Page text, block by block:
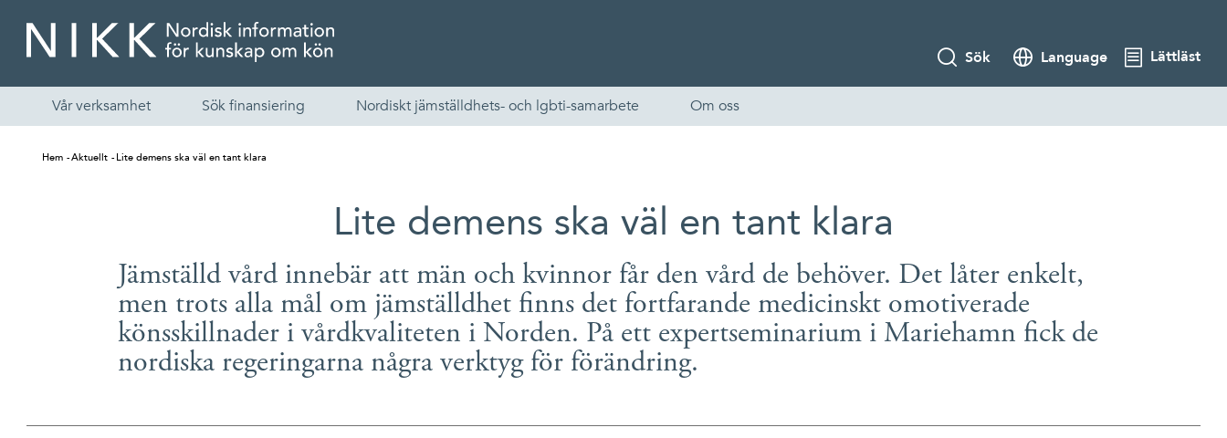
English
Skandinaviska
Sök Language Lättläst
Vår verksamhet Sök finansiering Nordiskt jämställdhets- och lgbti-samarbete Om oss
Hem Aktuellt Lite demens ska väl en tant klara
Lite demens ska väl en tant klara
Jämställd vård innebär att män och kvinnor får den vård de behöver. Det låter enkelt,
men trots alla mål om jämställdhet finns det fortfarande medicinskt omotiverade
könsskillnader i vårdkvaliteten i Norden. På ett expertseminarium i Mariehamn fick de
nordiska regeringarna några verktyg för förändring.